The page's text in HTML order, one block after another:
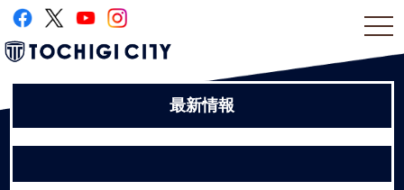
最新情報